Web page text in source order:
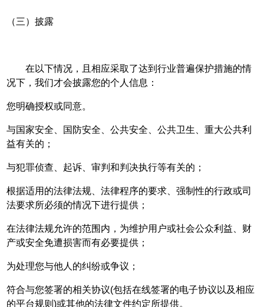
（三）披露
在以下情况，且相应采取了达到行业普遍保护措施的情
况下，我们才会披露您的个人信息：
您明确授权或同意。
与国家安全、国防安全、公共安全、公共卫生、重大公共利
益有关的；
与犯罪侦查、起诉、审判和判决执行等有关的；
根据适用的法律法规、法律程序的要求、强制性的行政或司
法要求所必须的情况下进行提供；
在法律法规允许的范围内，为维护用户或社会公众利益、财
产或安全免遭损害而有必要提供；
为处理您与他人的纠纷或争议；
符合与您签署的相关协议(包括在线签署的电子协议以及相应
的平台规则)或其他的法律文件约定所提供。